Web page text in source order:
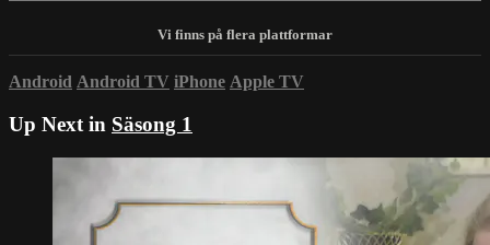
Android Android TV iPhone Apple TV
Up Next in Säsong 1